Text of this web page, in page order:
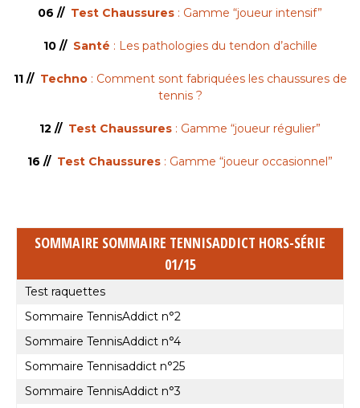
06 // Test Chaussures : Gamme “joueur intensif”
10 // Santé : Les pathologies du tendon d’achille
11 // Techno: Comment sont fabriquées les chaussures de
tennis ?
12 // Test Chaussures : Gamme “joueur régulier”
16 // Test Chaussures : Gamme “joueur occasionnel”
SOMMAIRE SOMMAIRE TENNISADDICT HORS-SÉRIE
01/15
Test raquettes
Sommaire TennisAddict n°2
Sommaire TennisAddict n°4
Sommaire Tennisaddict n°25
Sommaire TennisAddict n°3